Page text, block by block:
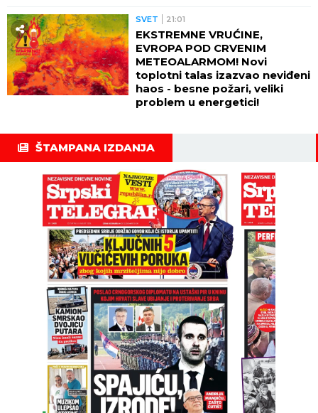
SVET 21:01
EKSTREMNE VRUĆINE,
EVROPA POD CRVENIM
METEOALARMOM! Novi
toplotni talas izazvao neviđeni
haos - besne požari, veliki
problem u energetici!
ŠTAMPANA IZDANJA